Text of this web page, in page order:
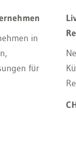
in
für